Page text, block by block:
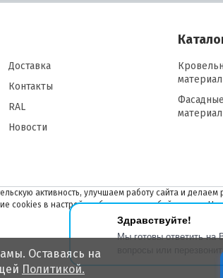
Здравствуйте!
Мы готовы ответить на
вопросы или
Доставка
Контакты
RAL
Новости
Фасадные
активность, улучшаем работу сайта и делаем
cookies в настройках браузера в любой момент. На
Оставаясь на
Политикой.